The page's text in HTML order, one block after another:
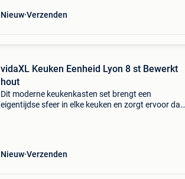
Nieuw Verzenden
vidaXL Keuken Eenheid Lyon 8 st Bewerkt
hout
Dit moderne keukenkasten set brengt een
eigentijdse sfeer in elke keuken en zorgt ervoor dat
Nieuw Verzenden